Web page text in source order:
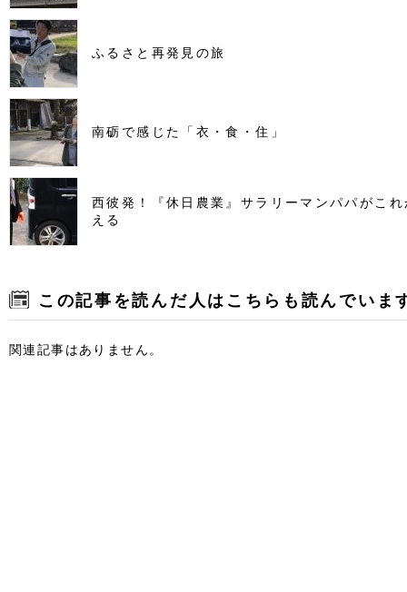
ふるさと再発見の旅
南砺で感じた「衣・食・住」
西彼発！『休日農業』サラリーマンパパがこ
える
この記事を読んだ人はこちらも読んでいま
関連記事はありません。